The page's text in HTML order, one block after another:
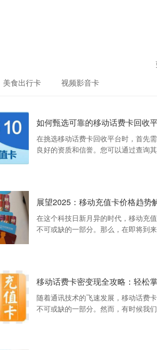
美食出行卡 视频影音卡
如何甄选可靠的移动话费卡回收
在挑选移动话费卡回收平台时，首先
良好的资质和信誉。您可以通过查询
展望2025：移动充值卡价格趋势
在这个科技日新月异的时代，移动充
不可或缺的一部分。那么，在即将到
移动话费卡密变现全攻略：轻松
随着通讯技术的飞速发展，移动话费
不可或缺的一部分。然而，有时候我